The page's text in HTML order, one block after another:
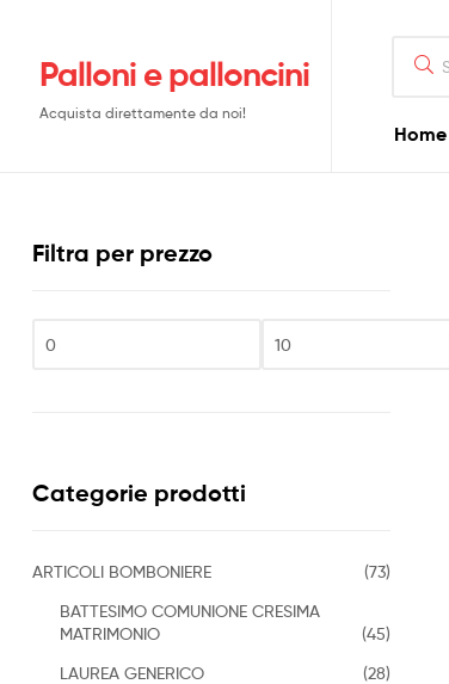
Palloni e palloncini
Acquista direttamente da noi!
for:
Home
Filtra per prezzo
Categorie prodotti
ARTICOLI BOMBONIERE
(73)
BATTESIMO COMUNIONE CRESIMA
MATRIMONIO
(45)
LAUREA GENERICO
(28)